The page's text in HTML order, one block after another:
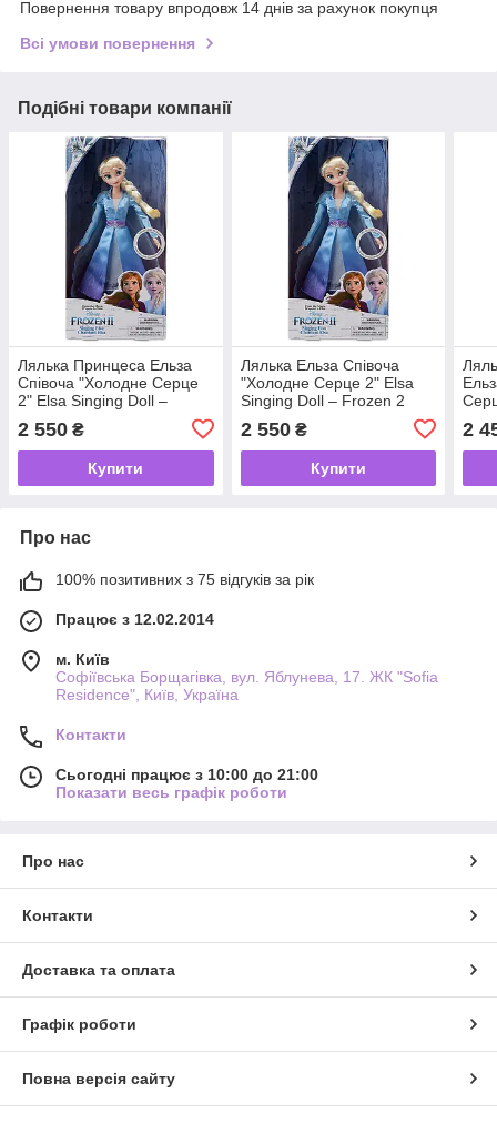
Повернення товару впродовж 14 днів за рахунок покупця
Всі умови повернення
Подібні товари компанії
Лялька Принцеса Ельза
Співоча "Холодне Серце
2" Elsa Singing Doll –
2 550 ₴
Купити
Лялька Ельза Співоча
"Холодне Серце 2" Elsa
Singing Doll – Frozen 2
2 550₴
Купити
2
Про нас
100% позитивних з 75 відгуків за рік
Працює з 12.02.2014
м. Київ
Софіївська Борщагівка, вул. Яблунева, 17. ЖК "Sofia
Residence", Київ, Україна
Контакти
Сьогодні працює з 10:00 до 21:00
Показати весь графік роботи
Про нас
Контакти
Доставка та оплата
Графік роботи
Повна версія сайту